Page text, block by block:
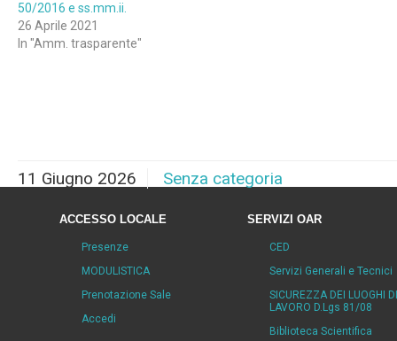
50/2016 e ss.mm.ii.
26 Aprile 2021
In "Amm. trasparente"
11 Giugno 2026 Senza categoria
ACCESSO LOCALE
Presenze
MODULISTICA
Prenotazione Sale
Accedi
SERVIZI OAR
CED
Servizi Generali e Tecnici
SICUREZZA DEI LUOGHI DI
LAVORO D.Lgs 81/08
Biblioteca Scientifica